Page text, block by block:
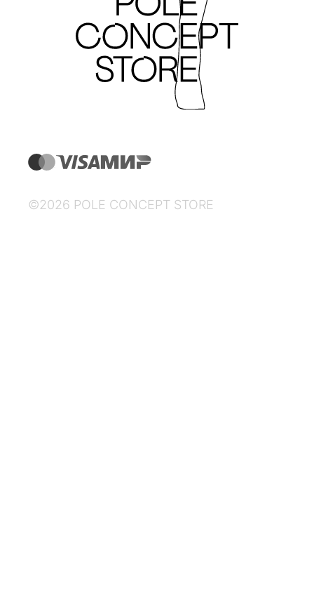
©2026 POLE CONCEPT STORE